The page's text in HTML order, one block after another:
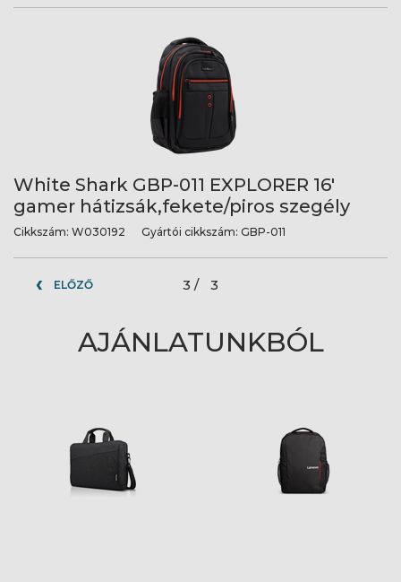
White Shark GBP-011 EXPLORER 16'
gamer hátizsák,fekete/piros szegély
Cikkszám: W030192 Gyártói cikkszám: GBP-011
ELŐZŐ 3 / 3
AJÁNLATUNKBÓL